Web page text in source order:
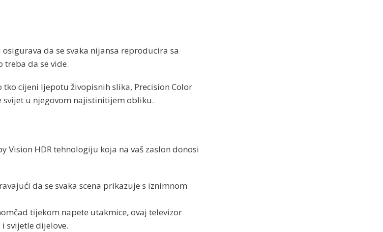
da se svaka nijansa reproducira sa
da se vide.
cijeni ljepotu živopisnih slika, Precision Color
u njegovom najistinitijem obliku.
Vision HDR tehnologiju koja na vaš zaslon donosi
da se svaka scena prikazuje s iznimnom
tijekom napete utakmice, ovaj televizor
svijetle dijelove.